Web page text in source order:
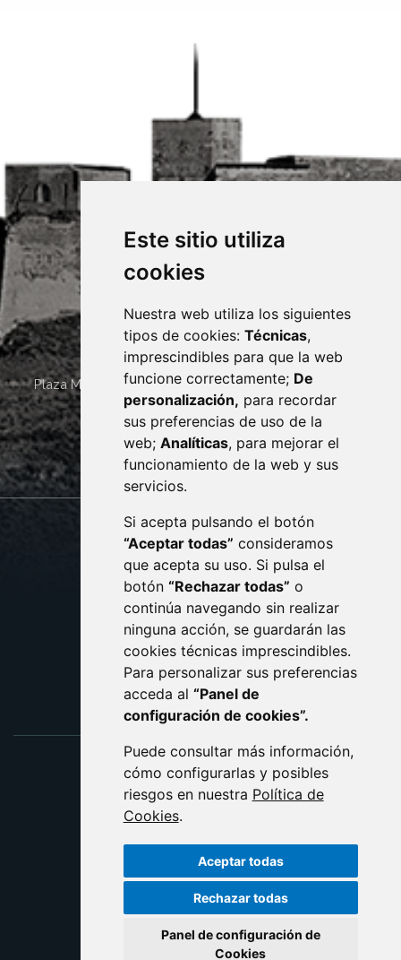
Este sitio utiliza
cookies
Nuestra web utiliza los siguientes
tipos de cookies: Técnicas,
imprescindibles para que la web
funcione correctamente; De
personalización, para recordar
sus preferencias de uso de la
web; Analíticas, para mejorar el
funcionamiento de la web y sus
servicios.
Si acepta pulsando el botón
“Aceptar todas” consideramos
que acepta su uso. Si pulsa el
botón “Rechazar todas” o
continúa navegando sin realizar
ninguna acción, se guardarán las
cookies técnicas imprescindibles.
Para personalizar sus preferencias
acceda al “Panel de
configuración de cookies”.
Puede consultar más información,
cómo configurarlas y posibles
riesgos en nuestra Política de
Cookies.
Aceptar todas
Rechazar todas
Panel de configuración de
Cookies
Plaza Mayor 4 22400 MONZÓN - ARAGÓN (ESPAÑA)
· (34) 974 400 700 ·
sac@monzon.es
monzon.es
CONTACTO
AVISO LEGAL
PROTECCIÓN DE DATOS
POLÍTICA DE COOKIES
ACCESIBILIDAD
ENLACE EXTERNO AL